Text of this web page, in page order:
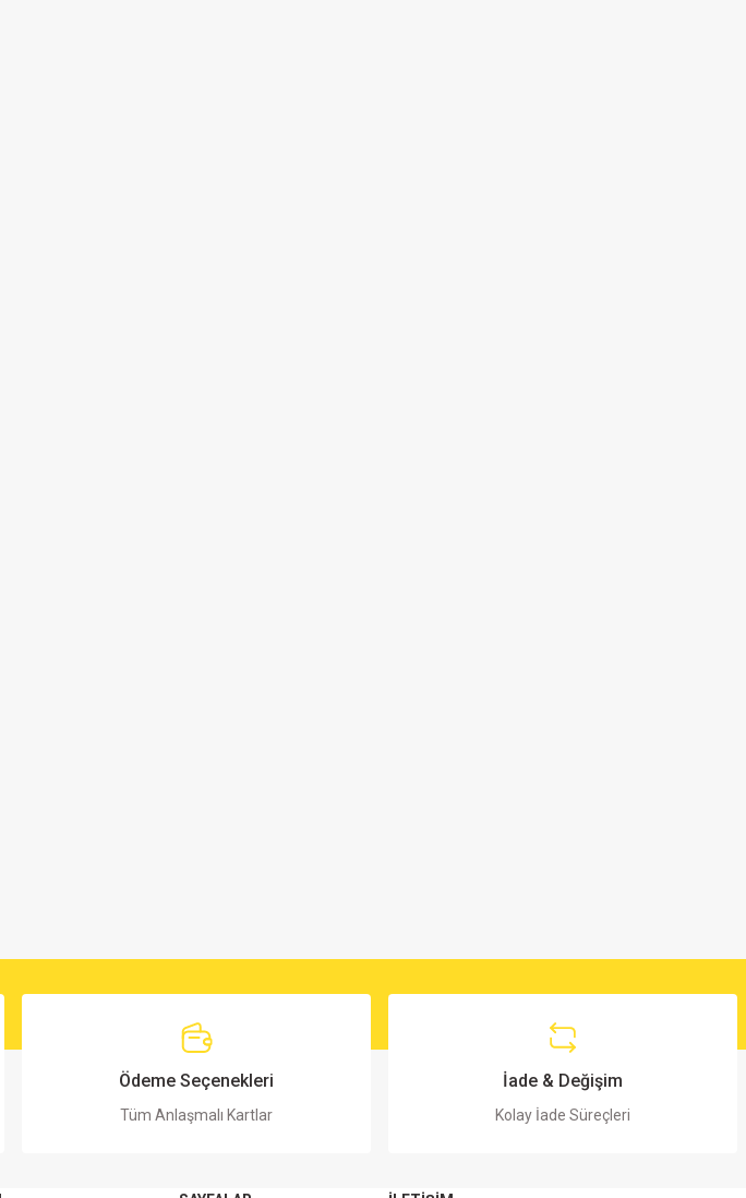
Ödeme Seçenekleri
Tüm Anlaşmalı Kartlar
İade & Değişim
Kolay İade Süreçleri